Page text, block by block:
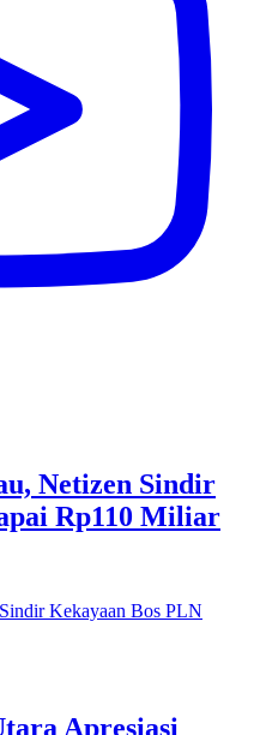
Netizen Sindir
Rp110 Miliar
Apresiasi